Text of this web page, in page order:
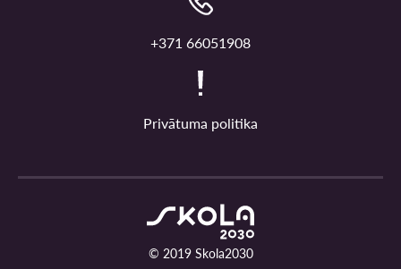
+371 66051908
Privātuma politika
© 2019 Skola2030